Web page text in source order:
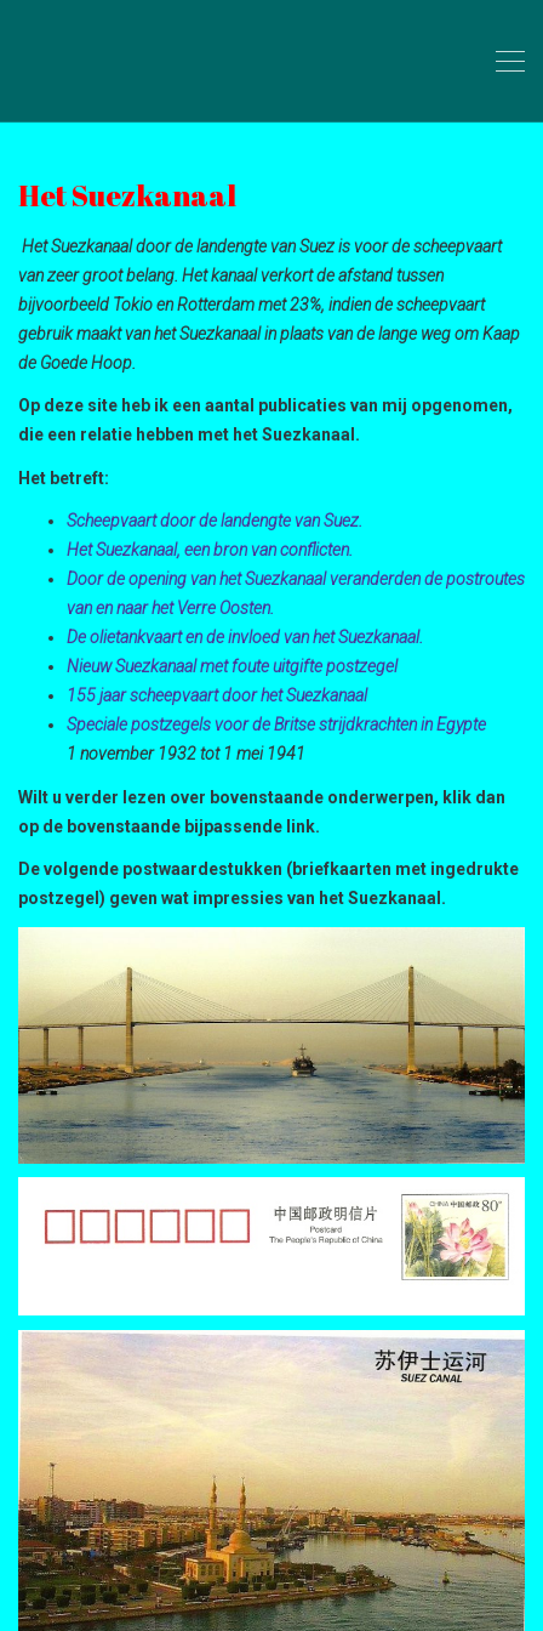
Het Suezkanaal
Het Suezkanaal door de landengte van Suez is voor de scheepvaart
van zeer groot belang. Het kanaal verkort de afstand tussen
bijvoorbeeld Tokio en Rotterdam met 23%, indien de scheepvaart
gebruik maakt van het Suezkanaal in plaats van de lange weg om Kaap
de Goede Hoop.
Op deze site heb ik een aantal publicaties van mij opgenomen,
die een relatie hebben met het Suezkanaal.
Het betreft:
Scheepvaart door de landengte van Suez.
Het Suezkanaal, een bron van conflicten.
Door de opening van het Suezkanaal veranderden de postroutes
van en naar het Verre Oosten.
De olietankvaart en de invloed van het Suezkanaal.
Nieuw Suezkanaal met foute uitgifte postzegel
155 jaar scheepvaart door het Suezkanaal
Speciale postzegels voor de Britse strijdkrachten in Egypte
1 november 1932 tot 1 mei 1941
Wilt u verder lezen over bovenstaande onderwerpen, klik dan
op de bovenstaande bijpassende link.
De volgende postwaardestukken (briefkaarten met ingedrukte
postzegel) geven wat impressies van het Suezkanaal.